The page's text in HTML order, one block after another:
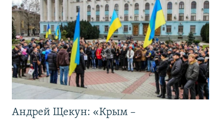
Андрей Щекун: «Крым –